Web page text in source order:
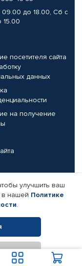
09.00 до 18.00, Сб с
15.00
посетителя сайта
данных
на получение
компании
защищены.
улучшить ваш
в нашей Политике
.
В корзину